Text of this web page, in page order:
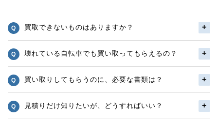
買取できないものはありますか？
壊れている自転車でも買い取ってもらえるの？
買い取りしてもらうのに、必要な書類は？
見積りだけ知りたいが、どうすればいい？